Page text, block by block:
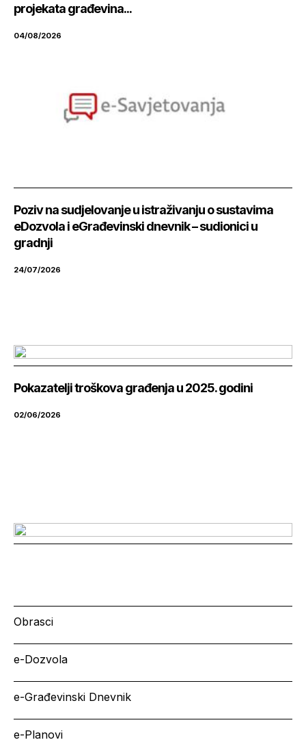
projekata građevina...
04/08/2026
Poziv na sudjelovanje u istraživanju o sustavima
eDozvola i eGrađevinski dnevnik – sudionici u
gradnji
24/07/2026
Pokazatelji troškova građenja u 2025. godini
02/06/2026
Obrasci
e-Dozvola
e-Građevinski Dnevnik
e-Planovi